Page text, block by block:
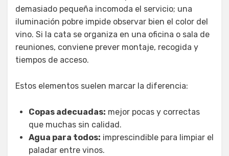
demasiado pequeña incomoda el servicio; una
iluminación pobre impide observar bien el color del
vino. Si la cata se organiza en una oficina o sala de
reuniones, conviene prever montaje, recogida y
tiempos de acceso.
Estos elementos suelen marcar la diferencia:
Copas adecuadas: mejor pocas y correctas
que muchas sin calidad.
Agua para todos: imprescindible para limpiar el
paladar entre vinos.